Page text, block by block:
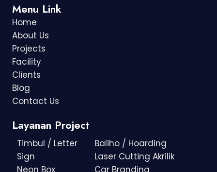
Menu Link
Home
About Us
Projects
Facility
Clients
Blog
Contact Us
Layanan Project
Timbul / Letter
Sign
Neon Box
Baliho / Hoarding
Laser Cutting Akrilik
Car Branding